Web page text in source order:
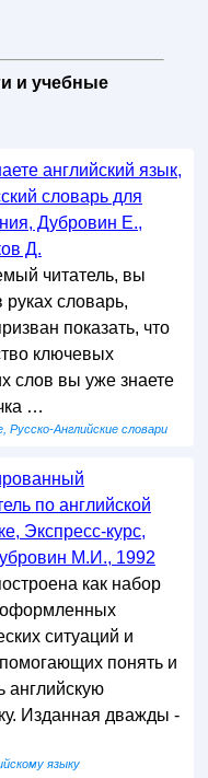
и учебные
английский язык,
словарь для
Дубровин Е.,
Д.
читатель, вы
руках словарь,
показать, что
ключевых
слов вы уже знаете
…
Русско-Английские словари
по английской
Экспресс-курс,
М.И., 1992
как набор
оформленных
ситуаций и
понять и
английскую
Изданная дважды -
языку